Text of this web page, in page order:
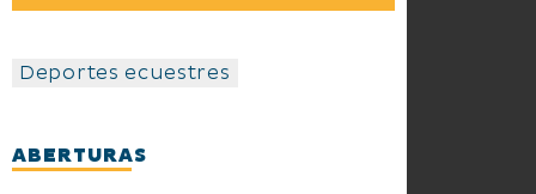
Deportes ecuestres
ABERTURAS